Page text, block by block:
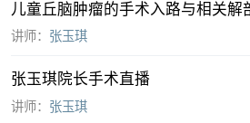
儿童丘脑肿瘤的手术入路与相关解
讲师： 张玉琪
张玉琪院长手术直播
讲师： 张玉琪